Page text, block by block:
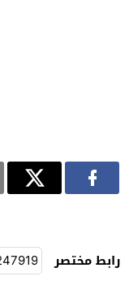
رابط مختصر